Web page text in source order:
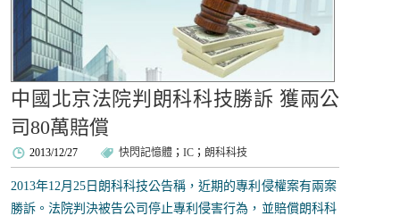
中國北京法院判朗科科技勝訴 獲兩公
司80萬賠償
2013/12/27 快閃記憶體 ；IC ； 朗科科技
2013年12月25日朗科科技公告稱，近期的專利侵權案有兩案
勝訴。法院判決被告公司停止專利侵害行為，並賠償朗科科